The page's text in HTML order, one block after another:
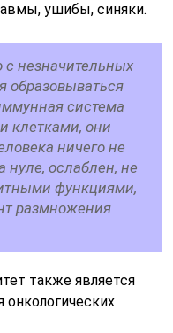
ушибы, синяки.
с незначительных
образовываться
система
клетками, они
ничего не
нуле, ослаблен, не
функциями,
размножения
также является
онкологических